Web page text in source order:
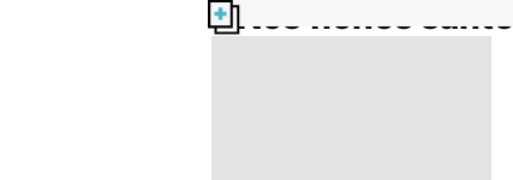
Nos fiches santé